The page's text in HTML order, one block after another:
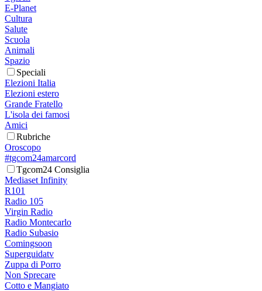
E-Planet
Cultura
Salute
Scuola
Animali
Spazio
Speciali
Elezioni Italia
Elezioni estero
Grande Fratello
L'isola dei famosi
Amici
Rubriche
Oroscopo
#tgcom24amarcord
Tgcom24 Consiglia
Mediaset Infinity
R101
Radio 105
Virgin Radio
Radio Montecarlo
Radio Subasio
Comingsoon
Superguidatv
Zuppa di Porro
Non Sprecare
Cotto e Mangiato